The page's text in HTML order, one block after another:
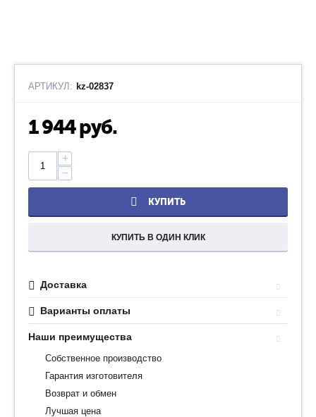
АРТИКУЛ: kz-02837
1 944руб.
+
−
КУПИТЬ
КУПИТЬ В ОДИН КЛИК
Доставка
Варианты оплаты
Наши преимущества
Собственное производство
Гарантия изготовителя
Возврат и обмен
Лучшая цена